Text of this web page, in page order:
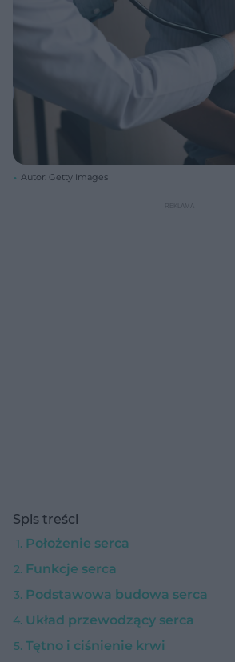
Autor: Getty Images
Spis treści
Położenie serca
Funkcje serca
Podstawowa budowa serca
Układ przewodzący serca
Tętno i ciśnienie krwi